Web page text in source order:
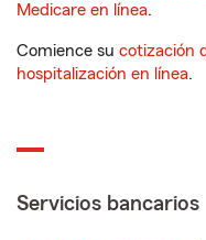
Medicare en línea.
Comience su cotización
hospitalización en línea.
Servicios bancarios